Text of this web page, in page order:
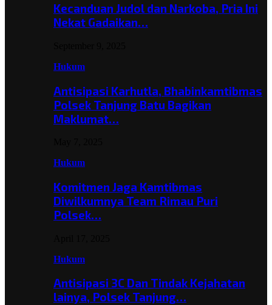
Kecanduan Judol dan Narkoba, Pria Ini
Nekat Gadaikan…
Hukum
Antisipasi Karhutla, Bhabinkamtibmas
Polsek Tanjung Batu Bagikan
Maklumat…
Hukum
Komitmen Jaga Kamtibmas
Diwilkumnya Team Rimau Puri
Polsek…
Hukum
Antisipasi 3C Dan Tindak Kejahatan
lainya, Polsek Tanjung…